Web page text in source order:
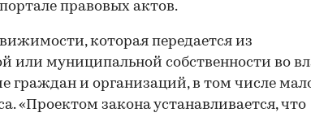
правовых актов.
которая передается из
или муниципальной собственности во
граждан и организаций, в том числе
«Проектом закона устанавливается, что